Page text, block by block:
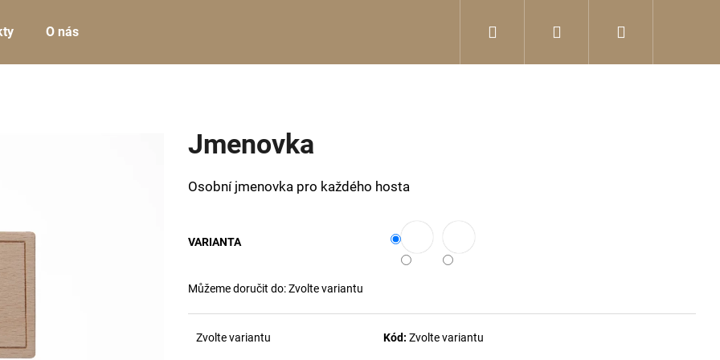
O nás Přihlášení
Jmenovka
Osobní jmenovka pro každého hosta
VARIANTA
Můžeme doručit do:Zvolte variantu
Zvolte variantu Kód: Zvolte variantu
HLEDAT